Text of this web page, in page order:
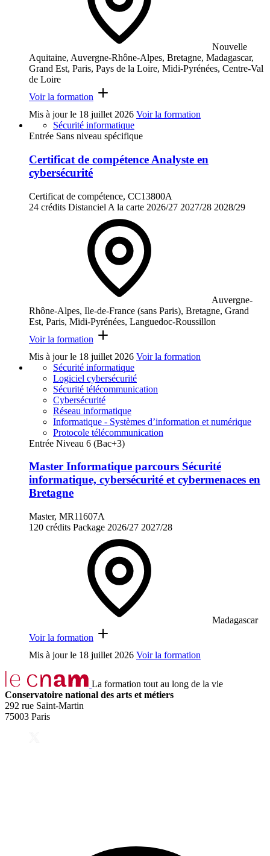
Nouvelle
Aquitaine, Auvergne-Rhône-Alpes, Bretagne, Madagascar,
Grand Est, Paris, Pays de la Loire, Midi-Pyrénées, Centre-Val
de Loire
Voir la formation
Mis à jour le 18 juillet 2026 Voir la formation
Sécurité informatique
Entrée Sans niveau spécifique
Certificat de compétence Analyste en
cybersécurité
Certificat de compétence, CC13800A
24 crédits Distanciel A la carte 2026/27 2027/28 2028/29
Auvergne-
Rhône-Alpes, Ile-de-France (sans Paris), Bretagne, Grand
Est, Paris, Midi-Pyrénées, Languedoc-Roussillon
Voir la formation
Mis à jour le 18 juillet 2026 Voir la formation
Sécurité informatique
Logiciel cybersécurité
Sécurité télécommunication
Cybersécurité
Réseau informatique
Informatique - Systèmes d’information et numérique
Protocole télécommunication
Entrée Niveau 6 (Bac+3)
Master Informatique parcours Sécurité
informatique, cybersécurité et cybermenaces en
Bretagne
Master, MR11607A
120 crédits Package 2026/27 2027/28
Madagascar
Voir la formation
Mis à jour le 18 juillet 2026 Voir la formation
La formation tout au long de la vie
Conservatoire national des arts et métiers
292 rue Saint-Martin
75003 Paris